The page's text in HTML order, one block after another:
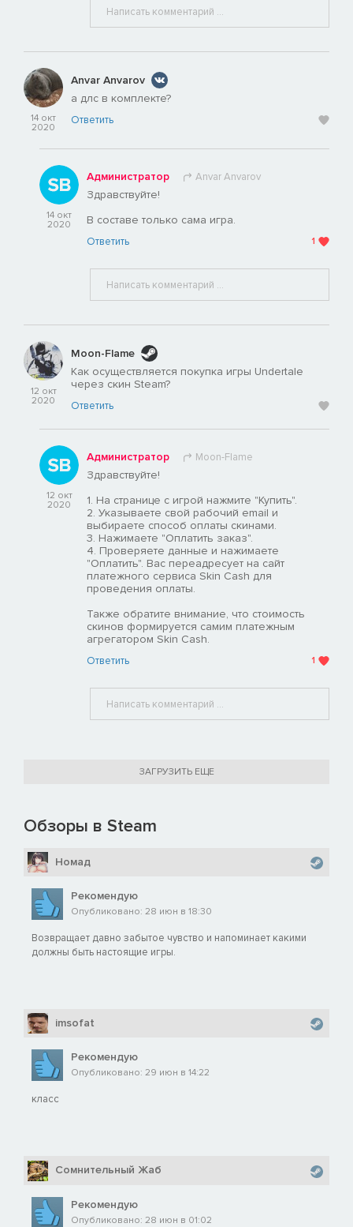
14 окт
2020
Anvar Anvarov
а длс в комплекте?
Ответить
14 окт
2020
Администратор Anvar Anvarov
Здравствуйте!
В составе только сама игра.
Ответить 1
12 окт
2020
Moon-Flame
Как осуществляется покупка игры Undertale
через скин Steam?
Ответить
12 окт
2020
Администратор Moon-Flame
Здравствуйте!
1. На странице с игрой нажмите "Купить".
2. Указываете свой рабочий email и
выбираете способ оплаты скинами.
3. Нажимаете "Оплатить заказ".
4. Проверяете данные и нажимаете
"Оплатить". Вас переадресует на сайт
платежного сервиса Skin Cash для
проведения оплаты.
Также обратите внимание, что стоимость
скинов формируется самим платежным
агрегатором Skin Cash.
Ответить 1
ЗАГРУЗИТЬ ЕЩЕ
Обзоры в Steam
Номад
Рекомендую
Опубликовано: 28 июн в 18:30
Возвращает давно забытое чувство и напоминает какими
должны быть настоящие игры.
imsofat
Рекомендую
Опубликовано: 29 июн в 14:22
класс
Сомнительный Жаб
Рекомендую
Опубликовано: 28 июн в 01:02